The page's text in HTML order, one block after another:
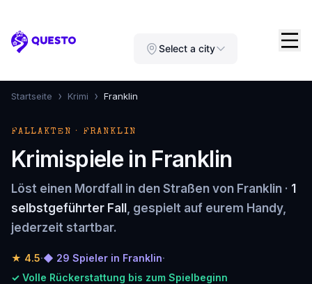
Questo Select a city
Startseite › Krimi › Franklin
FALLAKTEN · FRANKLIN
Krimispiele in Franklin
Löst einen Mordfall in den Straßen von Franklin · 1
selbstgeführter Fall , gespielt auf eurem Handy,
jederzeit startbar.
★ 4.5·◆ 29 Spieler in Franklin·
✓ Volle Rückerstattung bis zum Spielbeginn